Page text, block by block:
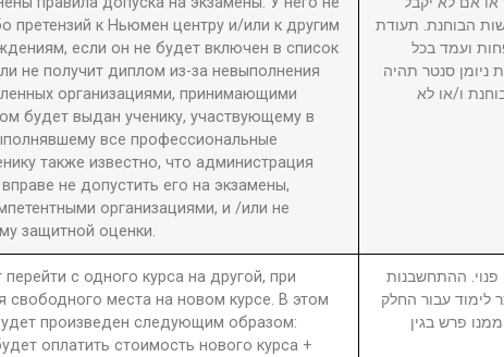
претензий к Ньюмен центру и/или к другим
если он не будет включен в список
не получит диплом из-за невыполнения
организациями, принимающими
будет выдан ученику, участвующему в
все профессиональные
также известно, что администрация
не допустить его на экзамены,
организациями, и /или не
защитной оценки.
הבוחנת. תעודת
מהשיעורים לפחות ועמד בכל
ניומן סנטר תהיה
ו/או לא
с одного курса на другой, при
свободного места на новом курсе. В этом
произведен следующим образом:
оплатить стоимость нового курса +
פנוי. ההתחשבנות
לימוד עבור החלק
ממחיר הקורס הממנו פרש בגין